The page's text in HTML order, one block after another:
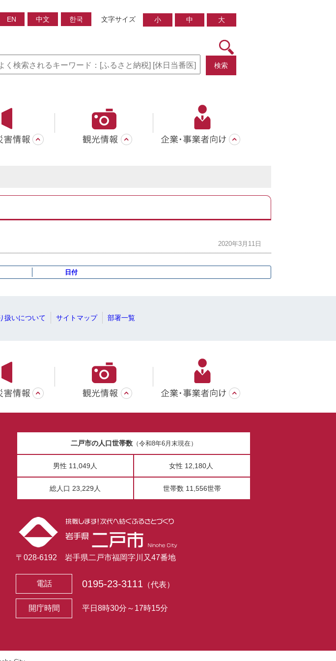
EN 中文 한국 文字サイズ 小 中 大
検索
2020年3月11日
日付
扱いについて サイトマップ 部署一覧
二戸市の人口世帯数（令和8年6月末現在）
男性 11,049人 女性 12,180人
総人口 23,229人 世帯数 11,556世帯
〒028-6192 岩手県二戸市福岡字川又47番地
電話 0195-23-3111 （代表）
開庁時間 平日8時30分～17時15分